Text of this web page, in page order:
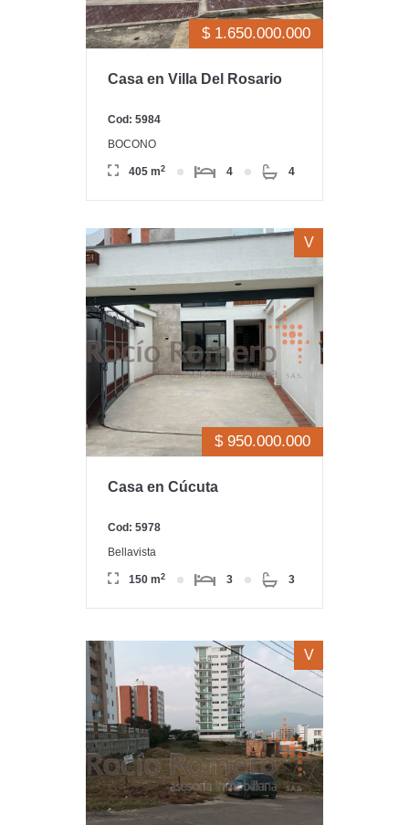
$ 1.650.000.000
Casa en Villa Del Rosario
Cod: 5984
BOCONO
405 m2 4 4
V
$ 950.000.000
Casa en Cúcuta
Cod: 5978
Bellavista
150 m2 3 3
V